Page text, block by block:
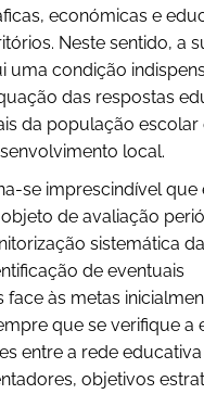
económicas e
Neste sentido, a
uma condição
das respostas
da população escolar
local.
se imprescindível que
de avaliação
sistemática
de eventuais
face às metas
que se verifique a
entre a rede
objetivos